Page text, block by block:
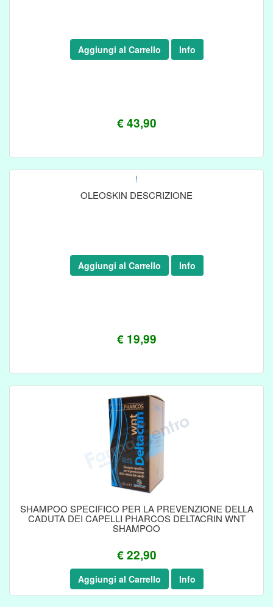
€ 43,90
Aggiungi al Carrello Info
!
OLEOSKIN DESCRIZIONE
€ 19,99
Aggiungi al Carrello Info
SHAMPOO SPECIFICO PER LA PREVENZIONE DELLA
CADUTA DEI CAPELLI PHARCOS DELTACRIN WNT
SHAMPOO
€ 22,90
Aggiungi al Carrello Info